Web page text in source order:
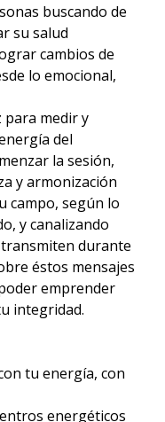
buscando de
su salud
cambios de
lo emocional,
medir y
del
la sesión,
y armonización
campo, según lo
y canalizando
durante
éstos mensajes
emprender
integridad.
tu energía, con
energéticos